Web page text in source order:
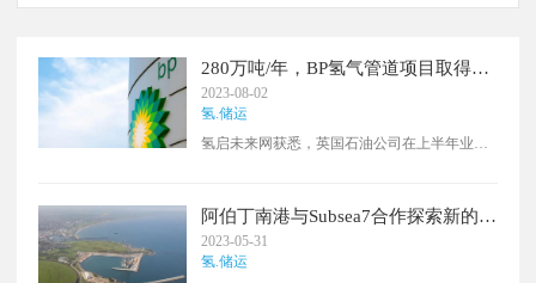
280万吨/年，BP氢气管道项目取得重
大进展
2023-08-02
氢.储运
氢启未来网获悉，英国石油公司在上半年业绩
下降、维护活动增加、石油交易结果疲弱以及
石油和天然气变现下降，该能源巨头公布的净
利润从第一季度的50亿美元降至第二季度的26
亿美元。HyVal预计将在英国石油Castellón炼油
阿伯丁南港与Subsea7合作探索新的海
床氢气存储可行性
2023-05-31
氢.储运